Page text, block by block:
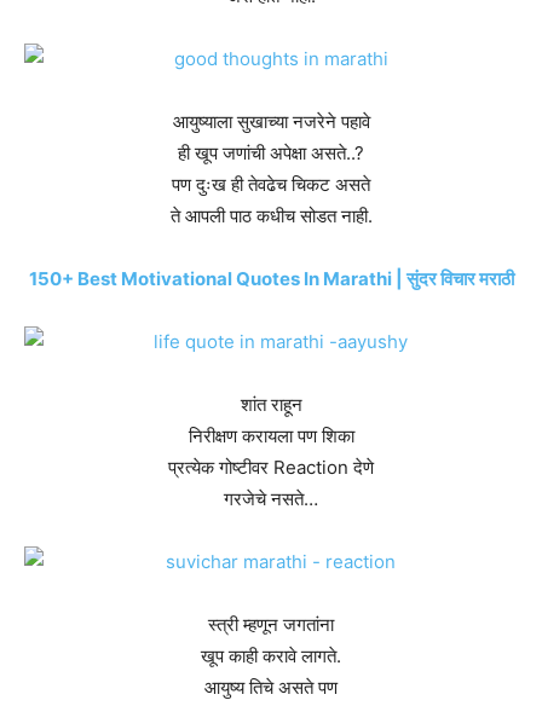
आयुष्याला सुखाच्या नजरेने पहावे
ही खूप जणांची अपेक्षा असते..?
पण दुःख ही तेवढेच चिकट असते
ते आपली पाठ कधीच सोडत नाही.
150+ Best Motivational Quotes In Marathi | सुंदर विचार मराठी
शांत राहून
निरीक्षण करायला पण शिका
प्रत्येक गोष्टीवर Reaction देणे
गरजेचे नसते…
स्त्री म्हणून जगतांना
खूप काही करावे लागते.
आयुष्य तिचे असते पण